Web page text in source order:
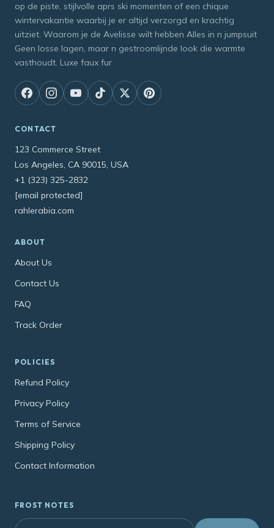
op de piste, stijlvolle aprs ski momenten of een chique
wintervakantie waarbij je er altijd verzorgd en krachtig
uitziet. Waarom je de Avelisse wilt hebben Alles in n jumpsuit
Geen losse lagen, maar n gestroomlijnde look die warmte
vasthoudt. Luxe faux fur
CONTACT
123 Commerce Street
Los Angeles, CA 90015, USA
+1 (323) 325-2832
[email protected]
rahlerabia.com
ABOUT
About Us
Contact Us
FAQ
Track Order
POLICIES
Refund Policy
Privacy Policy
Terms of Service
Shipping Policy
Contact Information
FROST NOTES